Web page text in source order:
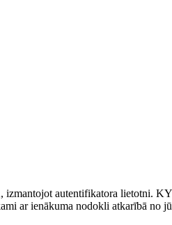
autentifikatora lietotni.
ar ienākuma nodokli atkarībā no